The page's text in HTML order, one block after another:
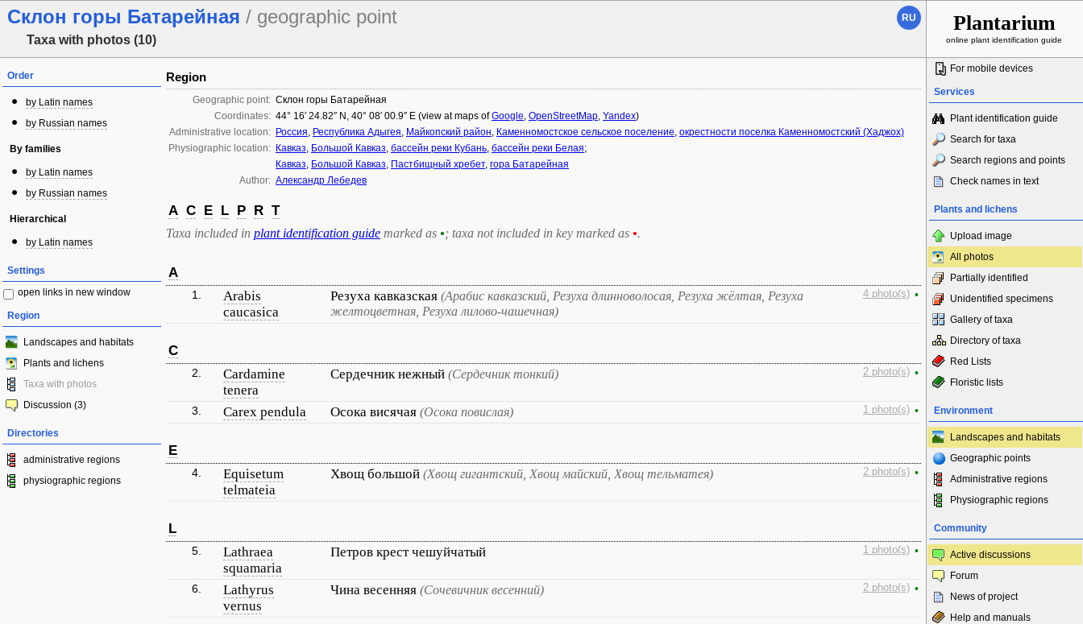
Склон горы Батарейная / geographic point
Taxa with photos (10)
RU Plantarium
online plant identification guide
Order
by Latin names
by Russian names
By families
by Latin names
by Russian names
Hierarchical
by Latin names
Settings
open links in new window
Region
Landscapes and habitats
Plants and lichens
Taxa with photos
Discussion (3)
Directories
administrative regions
physiographic regions
Region
Geographic point: Склон горы Батарейная
Coordinates: 44° 16′ 24.82″ N, 40° 08′ 00.9″ E (view at maps ofGoogle, OpenStreetMap, Yandex)
Administrative location: Россия, Республика Адыгея, Майкопский район, Каменномостское сельское поселение, окрестности поселка Каменномостский (Хаджох)
Physiographic location: Кавказ, Большой Кавказ, бассейн реки Кубань, бассейн реки Белая;
Кавказ, Большой Кавказ, Пастбищный хребет, гора Батарейная
Author: Александр Лебедев
A C E L P R T
Taxa included in plant identification guide marked as •; taxa not included in key marked as •.
A
1.
Arabis
caucasica
Резуха кавказская (Арабис кавказский, Резуха длинноволосая, Резуха жёлтая, Резуха
желтоцветная, Резуха лилово-чашечная)
4 photo(s) •
C
2.
Cardamine
tenera
Сердечник нежный (Сердечник тонкий) 2 photo(s) •
3. Carex pendula Осока висячая (Осока повислая) 1 photo(s) •
E
4.
Equisetum
telmateia
Хвощ большой (Хвощ гигантский, Хвощ майский, Хвощ тельматея) 2 photo(s) •
L
5.
Lathraea
squamaria
Петров крест чешуйчатый 1 photo(s) •
6.
Lathyrus
vernus
Чина весенняя (Сочевичник весенний) 2 photo(s) •
For mobile devices
Services
Plant identification guide
Search for taxa
Search regions and points
Check names in text
Plants and lichens
Upload image
All photos
Partially identified
Unidentified specimens
Gallery of taxa
Directory of taxa
Red Lists
Floristic lists
Environment
Landscapes and habitats
Geographic points
Administrative regions
Physiographic regions
Community
Active discussions
Forum
News of project
Help and manuals